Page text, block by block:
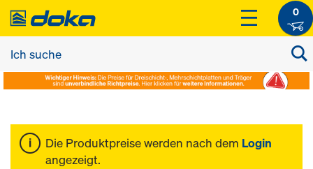
0
Die Produktpreise werden nach dem Login
angezeigt.